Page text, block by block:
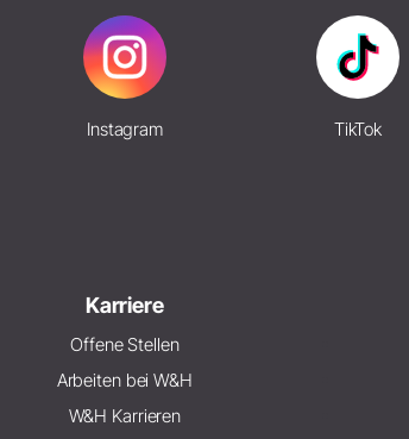
Instagram TikTok
Karriere
Offene Stellen
Arbeiten bei W&H
W&H Karrieren